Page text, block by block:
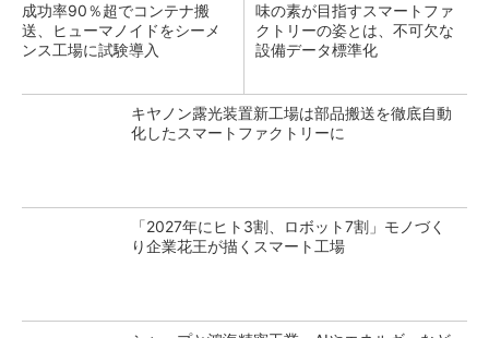
成功率90％超でコンテナ搬
送、ヒューマノイドをシーメ
ンス工場に試験導入
味の素が目指すスマートファ
クトリーの姿とは、不可欠な
設備データ標準化
キヤノン露光装置新工場は部品搬送を徹底自動
化したスマートファクトリーに
「2027年にヒト3割、ロボット7割」モノづく
り企業花王が描くスマート工場